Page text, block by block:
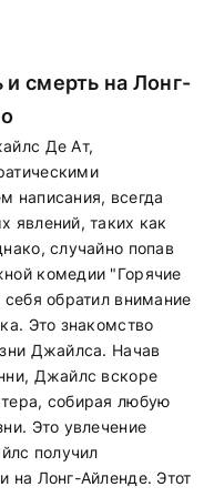
смерть на Лонг-
Де Ат,
написания, всегда
явлений, таких как
случайно попав
комедии "Горячие
обратил внимание
Это знакомство
Джайлса. Начав
Джайлс вскоре
собирая любую
Это увлечение
получил
на Лонг-Айленде. Этот